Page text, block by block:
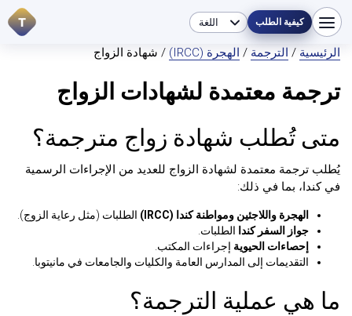
T كيفية الطلب
الرئيسية / الترجمة / الهجرة (IRCC) / شهادة الزواج
ترجمة معتمدة لشهادات الزواج
متى تُطلب شهادة زواج مترجمة؟
يُطلب ترجمة معتمدة لشهادة الزواج للعديد من الإجراءات الرسمية
في كندا، بما في ذلك:
الهجرة واللاجئين ومواطنة كندا (IRCC)
الطلبات (مثل رعاية الزوج).
جواز السفر كندا الطلبات.
إحصاءات الحيوية إجراءات المكتب.
التقديمات إلى المدارس العامة والكليات والجامعات في مانيتوبا.
ما هي عملية الترجمة؟